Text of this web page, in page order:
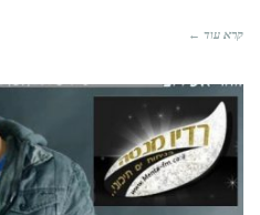
קרא עוד ←